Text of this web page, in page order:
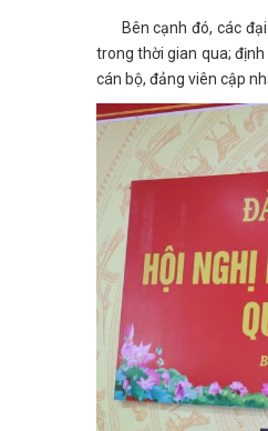
Bên cạnh đó, các đại
trong thời gian qua;
cán bộ, đảng viên cập